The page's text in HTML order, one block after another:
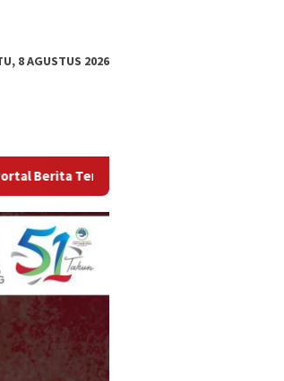
8 AGUSTUS 2026
& Terpercaya